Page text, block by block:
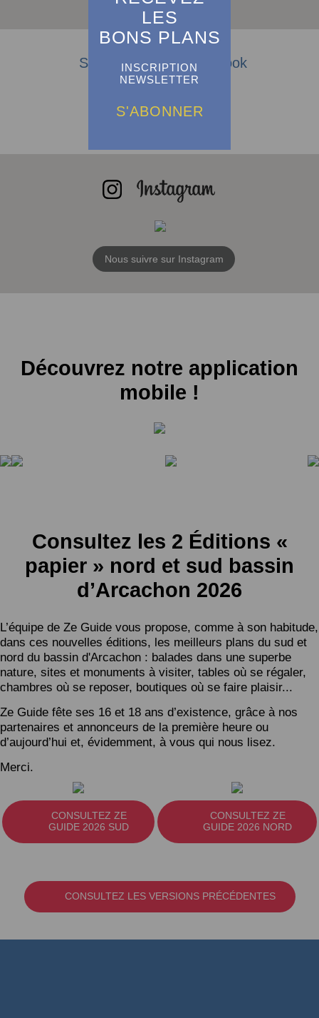
LES
BONS PLANS
INSCRIPTION
NEWSLETTER
S'ABONNER
Suivez-nous sur Facebook
Nous suivre sur Instagram
Découvrez notre application
mobile !
Consultez les 2 Éditions «
papier » nord et sud bassin
d’Arcachon 2026
L’équipe de Ze Guide vous propose, comme à son habitude,
dans ces nouvelles éditions, les meilleurs plans du sud et
nord du bassin d'Arcachon : balades dans une superbe
nature, sites et monuments à visiter, tables où se régaler,
chambres où se reposer, boutiques où se faire plaisir...
Ze Guide fête ses 16 et 18 ans d’existence, grâce à nos
partenaires et annonceurs de la première heure ou
d’aujourd’hui et, évidemment, à vous qui nous lisez.
Merci.
CONSULTEZ ZE
GUIDE 2026 SUD
CONSULTEZ ZE
GUIDE 2026 NORD
CONSULTEZ LES VERSIONS PRÉCÉDENTES